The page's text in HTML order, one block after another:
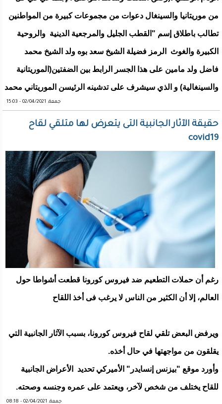
من موريتانيا والسينغال دعوات من مجموعات كبيرة من المواطنين
تطالب باطلاق إسم "القطب الجليل والمرجعية الدينية والروحية
الكبيرة والغوث الرمز فضيلة الشيخ سعد بوه ولد الشيخ محمد
فاضل ولد مامين على هذا الجسر الرابط بين الضفتين(الموريتانية
والسينغالية) و الذي سيشرف على تدشينه الرئيسن الموريتاني محمد
جمعة, 02/04/2021 - 15:03
حقيقة الآثار الجانبية التى يتعرض لها متلقي لقاح
covid19
رغم أن حملات التطعيم ضد فيروس كورونا قطعت أشواطا حول
العالم، إلا أن الكثير من الناس لا يرغب فى أخذ اللقاح
ويرفض البعض تلقي لقاح فيروس كورونا، بسبب الآثار الجانبية التي
يقلقون من مواجهتها في حال أخذه.
وأورد موقع "بيزنس إنسايدر" الأميركي تحديد الأعراض الجانبية
للقاح يختلف من شخص لآخر، ويعتمد على عمره وجنسه وصحته.
جمعة, 02/04/2021 - 08:18